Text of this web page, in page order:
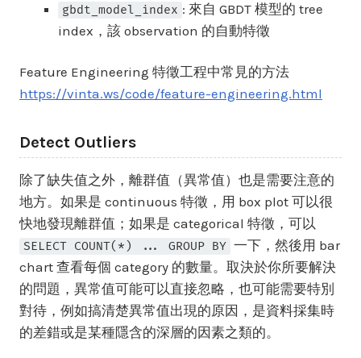
gbdt_model_index : 來自 GBDT 模型的 tree
index，該 observation 的自動特徵
Feature Engineering 特徵工程中常見的方法
https://vinta.ws/code/feature-engineering.html
Detect Outliers
除了缺失值之外，離群值（異常值）也是需要注意的
地方。如果是 continuous 特徵，用 box plot 可以很
快地發現離群值；如果是 categorical 特徵，可以
SELECT COUNT(*) ... GROUP BY 一下，然後用 bar
chart 查看每個 category 的數量。取決於你所要解決
的問題，異常值可能可以直接忽略，也可能需要特別
對待，例如搞清楚異常值出現的原因，是資料採集時
的差錯或是某種隱含的深層的因素之類的。